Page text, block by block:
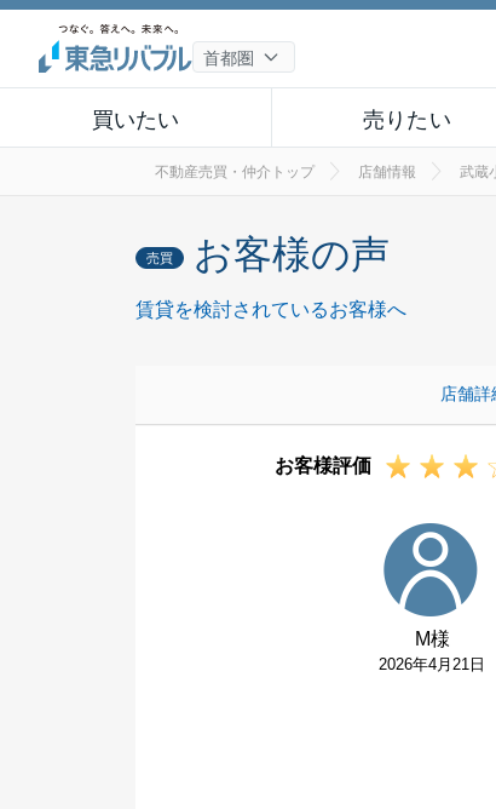
買いたい 売りたい
不動産売買・仲介トップ 店舗情報 武蔵
売買 お客様の声
賃貸を検討されているお客様へ
店舗詳
お客様評価
M様
2026年4月21日